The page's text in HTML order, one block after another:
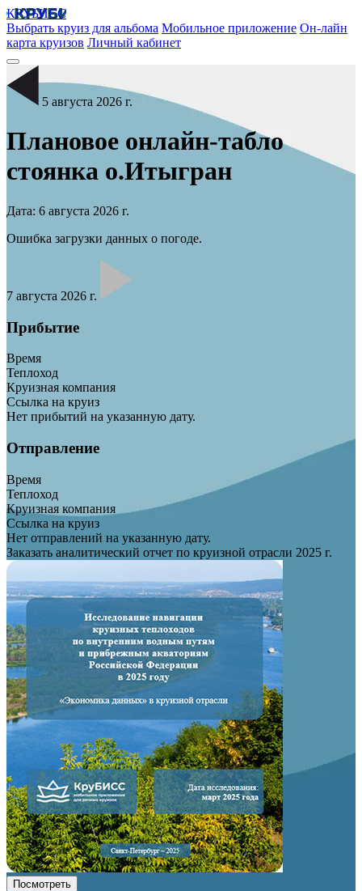
КРУБИСС
Выбрать круиз для альбома Мобильное приложение Он-лайн
карта круизов Личный кабинет
5 августа 2026 г.
Плановое онлайн-табло
стоянка о.Итыгран
Дата: 6 августа 2026 г.
Ошибка загрузки данных о погоде.
7 августа 2026 г.
Прибытие
Время
Теплоход
Круизная компания
Ссылка на круиз
Нет прибытий на указанную дату.
Отправление
Время
Теплоход
Круизная компания
Ссылка на круиз
Нет отправлений на указанную дату.
Заказать аналитический отчет по круизной отрасли 2025 г.
Посмотреть